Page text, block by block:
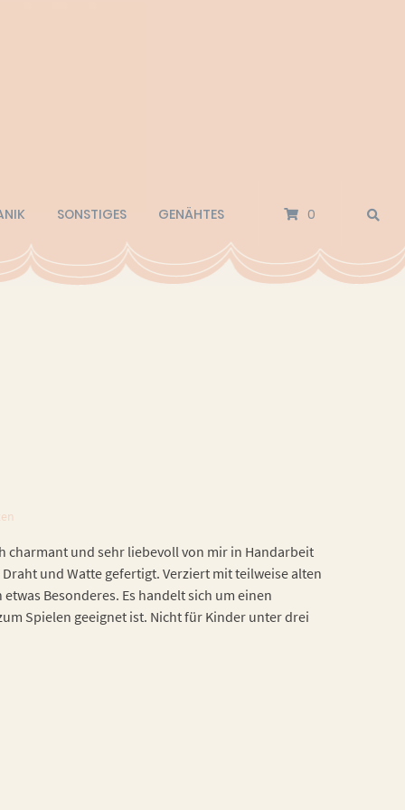
SONSTIGES GENÄHTES 0
charmant und sehr liebevoll von mir in Handarbeit
und Watte gefertigt. Verziert mit teilweise alten
Besonderes. Es handelt sich um einen
Spielen geeignet ist. Nicht für Kinder unter drei